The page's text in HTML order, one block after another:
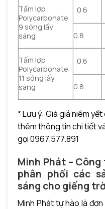
Tấm lợp
Polycarbonate
9 sóng lấy
sáng
0.6
0.8
Tấm lợp
Polycarbonate
11 sóng lấy
sáng
0.6
0.8
* Lưu ý: Giá giá niêm
thêm thông tin chi tiết
gọi 0967.577.891
Minh Phát –
phân phối các
sáng cho giếng
Minh Phát tự hào là